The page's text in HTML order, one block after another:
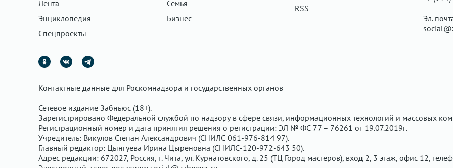
Лента
Энциклопедия
Спецпроекты
Семья
Бизнес
RSS
Эл.
Контактные данные для Роскомнадзора и государственных органов
Сетевое издание Забньюс (18+).
Зарегистрировано Федеральной службой по надзору в сфере связи, информационных технологий и массовых
Регистрационный номер и дата принятия решения о регистрации: ЭЛ № ФС 77 – 76261 от 19.07.2019г.
Учредитель: Викулов Степан Александрович (СНИЛС 061-976-814 97).
Главный редактор: Цынгуева Ирина Цыреновна (СНИЛС-120-972-643 50).
Адрес редакции: 672027, Россия, г. Чита, ул. Курнатовского, д. 25 (ТЦ Город мастеров), вход 2, 3 этаж, офис 12,